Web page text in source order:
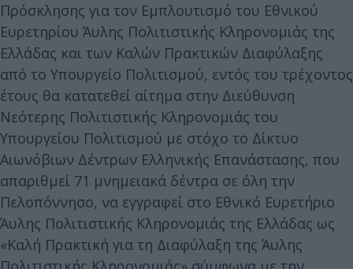
Πρόσκλησης για τον Εμπλουτισμό του Εθνικού
Ευρετηρίου Άυλης Πολιτιστικής Κληρονομιάς της
Ελλάδας και των Καλών Πρακτικών Διαφύλαξης
από το Υπουργείο Πολιτισμού, εντός του τρέχοντος
έτους θα κατατεθεί αίτημα στην Διεύθυνση
Νεότερης Πολιτιστικής Κληρονομιάς του
Υπουργείου Πολιτισμού με στόχο το Δίκτυο
Αιωνόβιων Δέντρων Ελληνικής Επανάστασης, που
απαριθμεί 71 μνημειακά δέντρα σε όλη την
Πελοπόννησο, να εγγραφεί στο Εθνικό Ευρετήριο
Άυλης Πολιτιστικής Κληρονομιάς της Ελλάδας ως
«Καλή Πρακτική για τη Διαφύλαξη της Άυλης